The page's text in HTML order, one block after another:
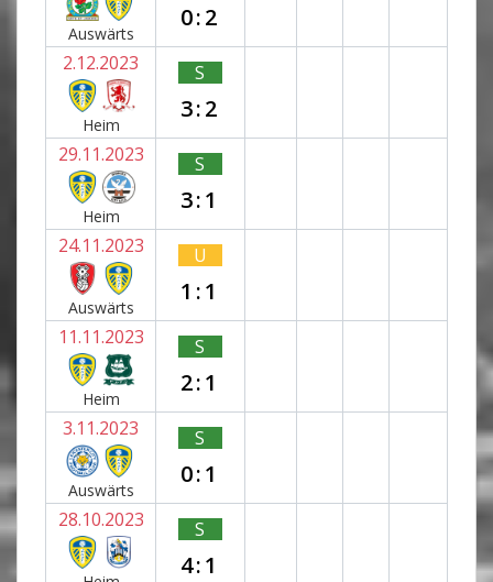
Auswärts
0:2
2.12.2023
Heim
S
3:2
29.11.2023
Heim
S
3:1
24.11.2023
Auswärts
U
1:1
11.11.2023
Heim
S
2:1
3.11.2023
Auswärts
S
0:1
28.10.2023 S
4:1